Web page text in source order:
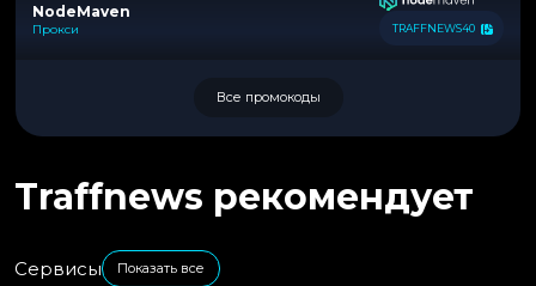
NodeMaven
Прокси TRAFFNEWS40
Все промокоды
Traffnews рекомендует
Сервисы Показать все